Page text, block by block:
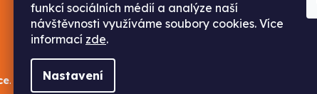
funkcí sociálních médií a analýze naší
návštěvnosti využíváme soubory cookies. Více
informací zde.
Nastavení
PŘIHLÁSIT SE
. Všechna práva vyhrazena.